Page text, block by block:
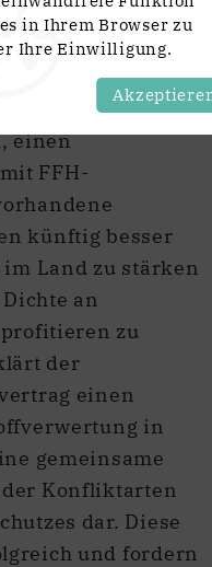
in Ihrem Browser zu
Ihre Einwilligung.
Schutz des
Land und soll
geben. Darüber
einen
FFH-
künftig besser
Land zu stärken
an
zu
der
einen
in
gemeinsame
der Konfliktarten
dar. Diese
und fordern